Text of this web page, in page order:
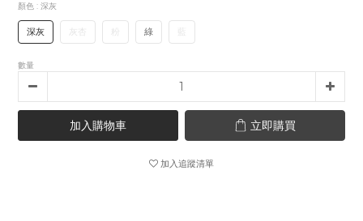
顏色 : 深灰
深灰 灰杏 綠
數量
加入購物車 立即購買
加入追蹤清單